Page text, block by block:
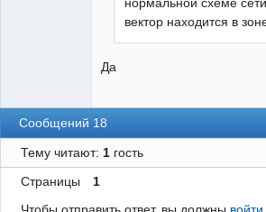
вектор находится в
Да
Сообщений 18
Тему читают: 1гость
Страницы
1